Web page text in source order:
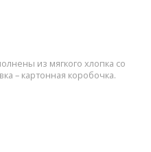
из мягкого хлопка со
– картонная коробочка.